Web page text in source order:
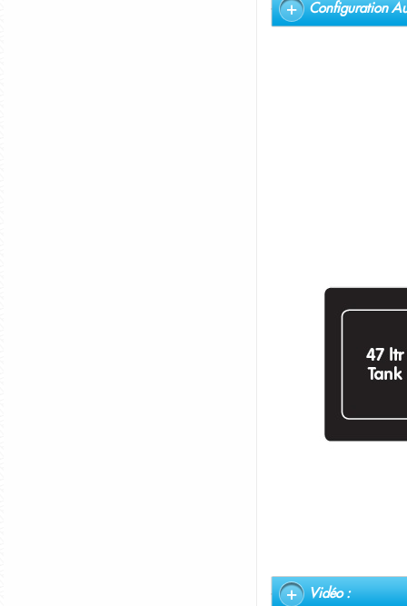
Configuration
Vidéo :